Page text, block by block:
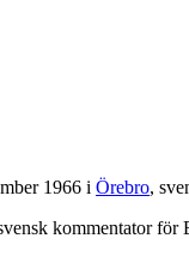
1966 i Örebro,
kommentator